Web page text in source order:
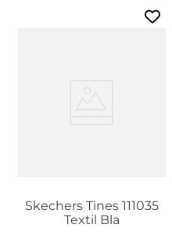
Skechers Tines 111035
Textil Bla